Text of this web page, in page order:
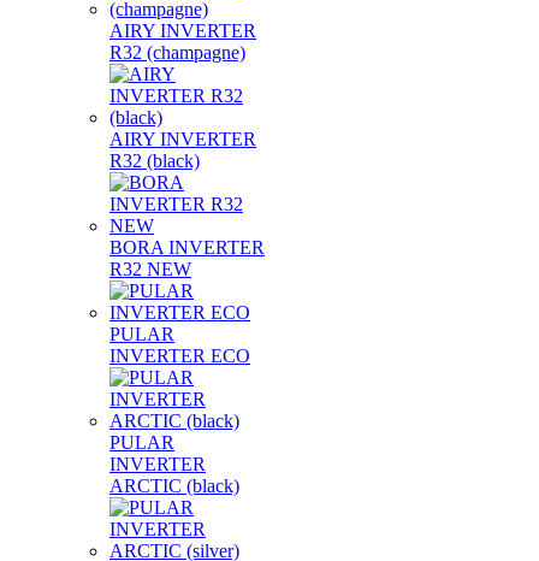
AIRY INVERTER
R32 (champagne)
AIRY INVERTER
R32 (black)
BORA INVERTER
R32 NEW
PULAR
INVERTER ECO
PULAR
INVERTER
ARCTIC (black)